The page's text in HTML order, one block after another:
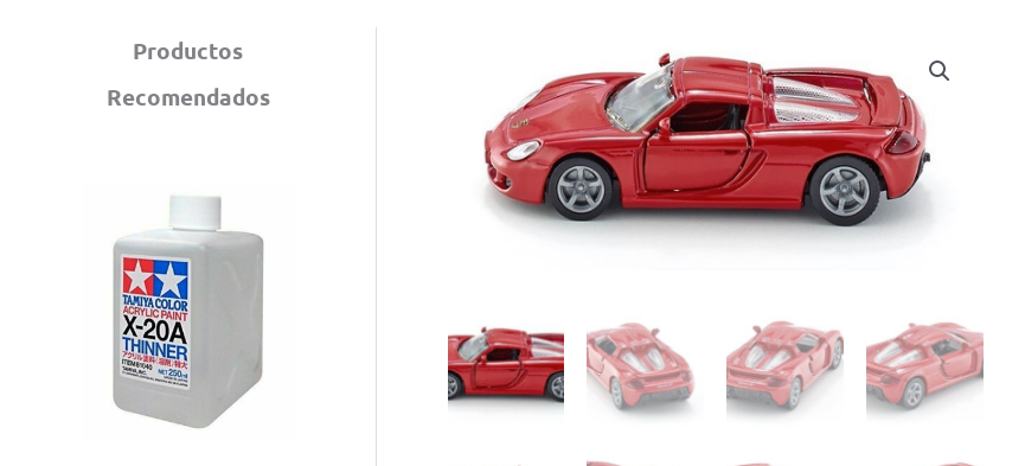
Productos
Recomendados